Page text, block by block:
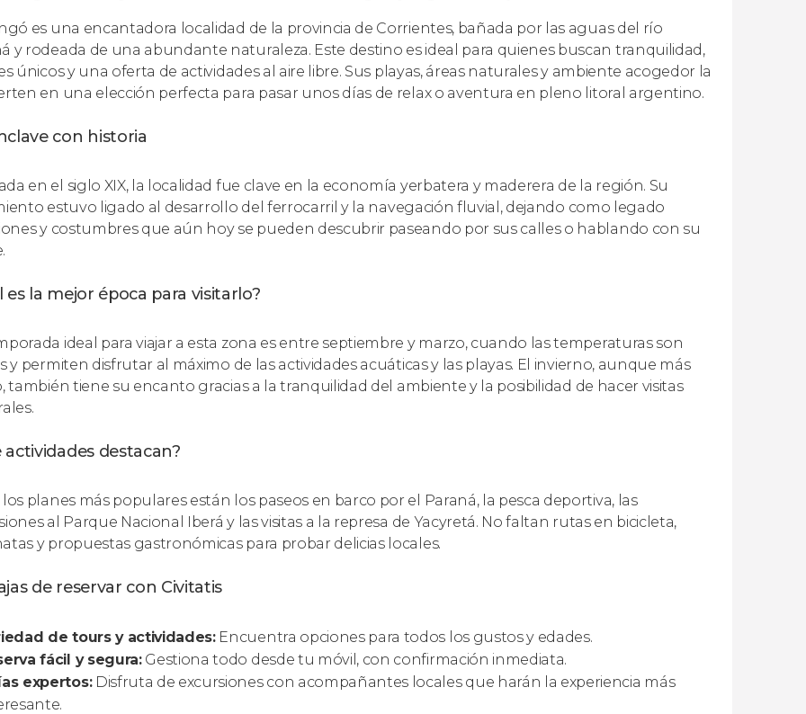
es una encantadora localidad de la provincia de Corrientes, bañada por las aguas del río
y rodeada de una abundante naturaleza. Este destino es ideal para quienes buscan tranquilidad,
únicos y una oferta de actividades al aire libre. Sus playas, áreas naturales y ambiente acogedor la
en una elección perfecta para pasar unos días de relax o aventura en pleno litoral argentino.
con historia
en el siglo XIX, la localidad fue clave en la economía yerbatera y maderera de la región. Su
estuvo ligado al desarrollo del ferrocarril y la navegación fluvial, dejando como legado
y costumbres que aún hoy se pueden descubrir paseando por sus calles o hablando con su
es la mejor época para visitarlo?
ideal para viajar a esta zona es entre septiembre y marzo, cuando las temperaturas son
y permiten disfrutar al máximo de las actividades acuáticas y las playas. El invierno, aunque más
también tiene su encanto gracias a la tranquilidad del ambiente y la posibilidad de hacer visitas
actividades destacan?
planes más populares están los paseos en barco por el Paraná, la pesca deportiva, las
al Parque Nacional Iberá y las visitas a la represa de Yacyretá. No faltan rutas en bicicleta,
y propuestas gastronómicas para probar delicias locales.
de reservar con Civitatis
de tours y actividades:Encuentra opciones para todos los gustos y edades.
fácil y segura:Gestiona todo desde tu móvil, con confirmación inmediata.
expertos:Disfruta de excursiones con acompañantes locales que harán la experiencia más